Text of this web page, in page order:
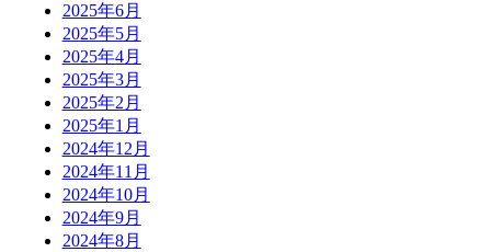
2025年6月
2025年5月
2025年4月
2025年3月
2025年2月
2025年1月
2024年12月
2024年11月
2024年10月
2024年9月
2024年8月